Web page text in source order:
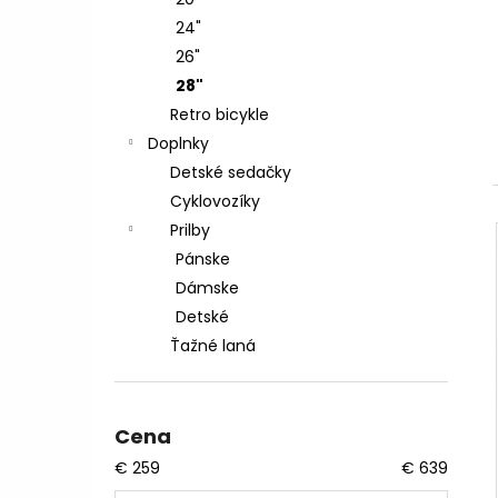
24"
26"
28"
Retro bicykle
Doplnky
Detské sedačky
Cyklovozíky
Prilby
Pánske
Dámske
Detské
Ťažné laná
Cena
€ 259 € 639
CTM AREON XPERT - MATNÁ LIMETKOVÁ
€2 999
Pôvodne: